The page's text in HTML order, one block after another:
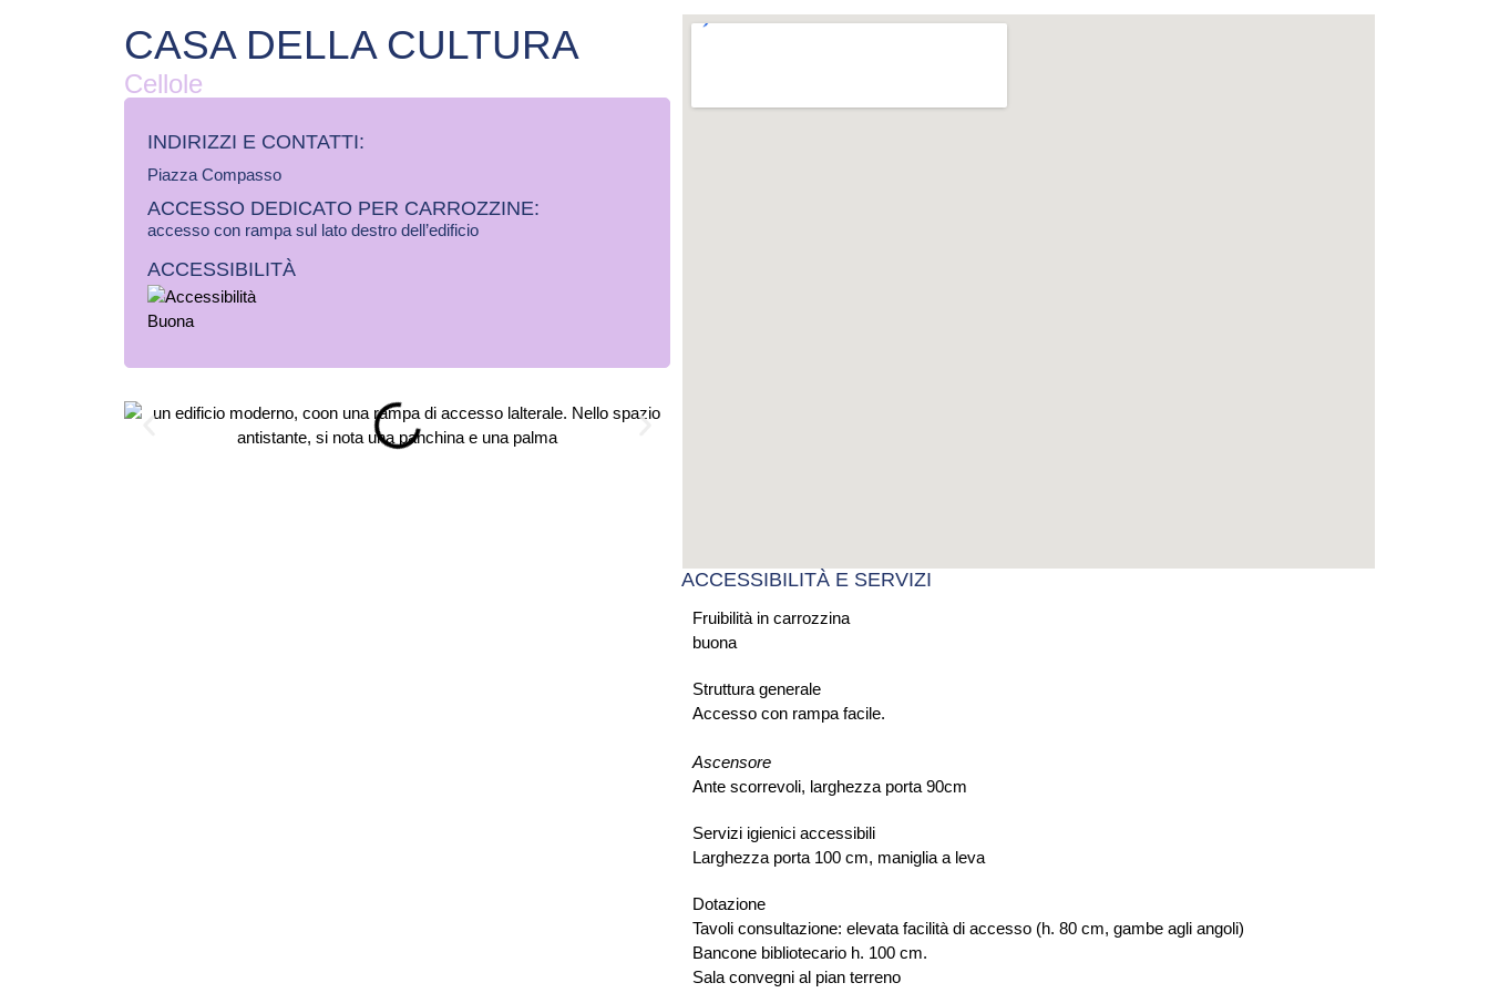
CASA DELLA CULTURA
Cellole
INDIRIZZI E CONTATTI:​
Piazza Compasso
ACCESSO DEDICATO PER CARROZZINE:
accesso con rampa sul lato destro dell’edificio
ACCESSIBILITÀ
ACCESSIBILITÀ E SERVIZI
Fruibilità in carrozzina
buona
Struttura generale
Accesso con rampa facile.
Ascensore
Ante scorrevoli, larghezza porta 90cm
Servizi igienici accessibili
Larghezza porta 100 cm, maniglia a leva
Dotazione
Tavoli consultazione: elevata facilità di accesso (h. 80 cm, gambe agli angoli)
Bancone bibliotecario h. 100 cm.
Sala convegni al pian terreno